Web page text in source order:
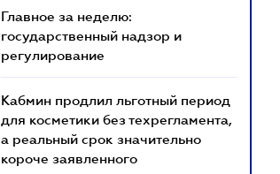
Главное за неделю:
государственный надзор и
регулирование
Кабмин продлил льготный период
для косметики без техрегламента,
а реальный срок значительно
короче заявленного